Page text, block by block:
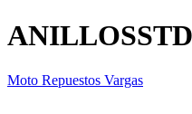
Moto Repuestos Vargas